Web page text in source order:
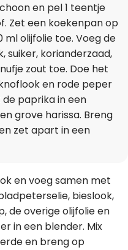
en pel 1 teentje
Zet een koekenpan op
ml olijfolie toe. Voeg de
suiker, korianderzaad,
zout toe. Doe het
en rode peper
paprika in een
grove harissa. Breng
zet apart in een
en voeg samen met
bieslook,
de overige olijfolie en
in een blender. Mix
en breng op